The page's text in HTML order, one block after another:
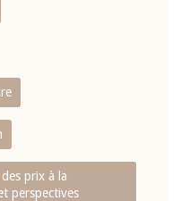
prix à la
perspectives